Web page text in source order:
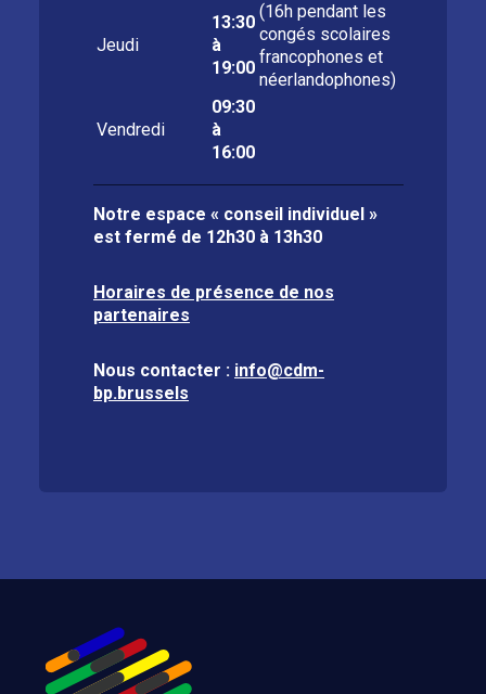
Jeudi
13:30
à
19:00
(16h pendant les
congés scolaires
francophones et
néerlandophones)
Vendredi
09:30
à
16:00
Notre espace « conseil individuel »
est fermé de 12h30 à 13h30
Horaires de présence de nos
partenaires
Nous contacter : info@cdm-
bp.brussels